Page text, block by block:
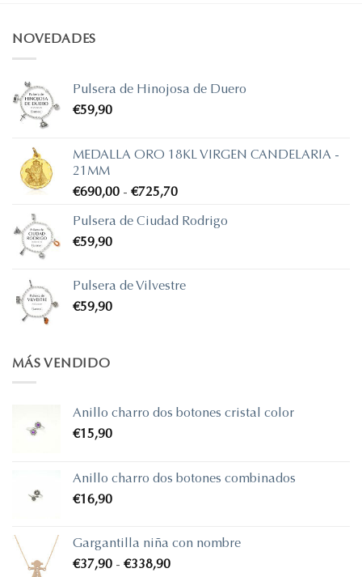
NOVEDADES
Pulsera de Hinojosa de Duero
€59,90
MEDALLA ORO 18KL VIRGEN CANDELARIA -
21MM
€690,00 - €725,70Rango
precios:
€725,70
Pulsera de Ciudad Rodrigo
€59,90
Pulsera de Vilvestre
€59,90
MÁS VENDIDO
Anillo charro dos botones cristal color
€15,90
Anillo charro dos botones combinados
€16,90
Gargantilla niña con nombre
€37,90 - €338,90Rango